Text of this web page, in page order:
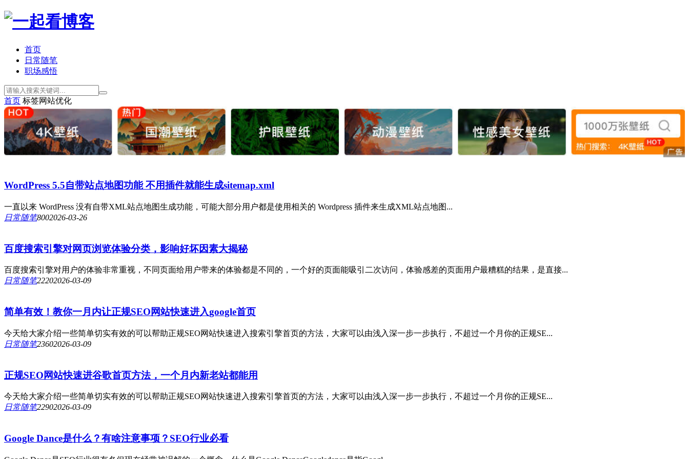
首页
日常随笔
职场感悟
首页 标签网站优化
WordPress 5.5自带站点地图功能 不用插件就能生成sitemap.xml
一直以来 WordPress 没有自带XML站点地图生成功能，可能大部分用户都是使用相关的 Wordpress 插件来生成XML站点地图...
日常随笔8002026-03-26
百度搜索引擎对网页浏览体验分类，影响好坏因素大揭秘
百度搜索引擎对用户的体验非常重视，不同页面给用户带来的体验都是不同的，一个好的页面能吸引二次访问，体验感差的页面用户最糟糕的结果，是直接...
日常随笔22202026-03-09
简单有效！教你一月内让正规SEO网站快速进入google首页
今天给大家介绍一些简单切实有效的可以帮助正规SEO网站快速进入搜索引擎首页的方法，大家可以由浅入深一步一步执行，不超过一个月你的正规SE...
日常随笔23602026-03-09
正规SEO网站快速进谷歌首页方法，一个月内新老站都能用
今天给大家介绍一些简单切实有效的可以帮助正规SEO网站快速进入搜索引擎首页的方法，大家可以由浅入深一步一步执行，不超过一个月你的正规SE...
日常随笔22902026-03-09
Google Dance是什么？有啥注意事项？SEO行业必看